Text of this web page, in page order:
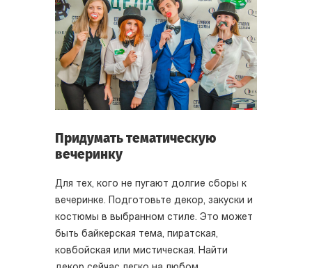
Придумать тематическую
вечеринку
Для тех, кого не пугают долгие сборы к
вечеринке. Подготовьте декор, закуски и
костюмы в выбранном стиле. Это может
быть байкерская тема, пиратская,
ковбойская или мистическая. Найти